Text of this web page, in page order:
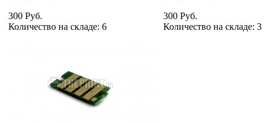
300 Руб.
Количество на складе: 6
300 Руб.
Количество на складе: 3